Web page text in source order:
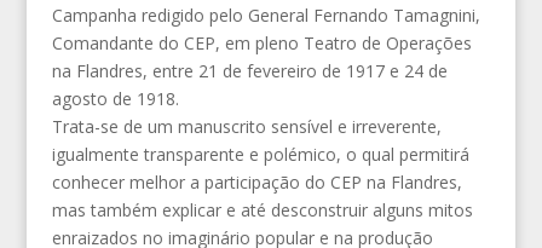
Campanha redigido pelo General Fernando Tamagnini,
Comandante do CEP, em pleno Teatro de Operações
na Flandres, entre 21 de fevereiro de 1917 e 24 de
agosto de 1918.
Trata-se de um manuscrito sensível e irreverente,
igualmente transparente e polémico, o qual permitirá
conhecer melhor a participação do CEP na Flandres,
mas também explicar e até desconstruir alguns mitos
enraizados no imaginário popular e na produção